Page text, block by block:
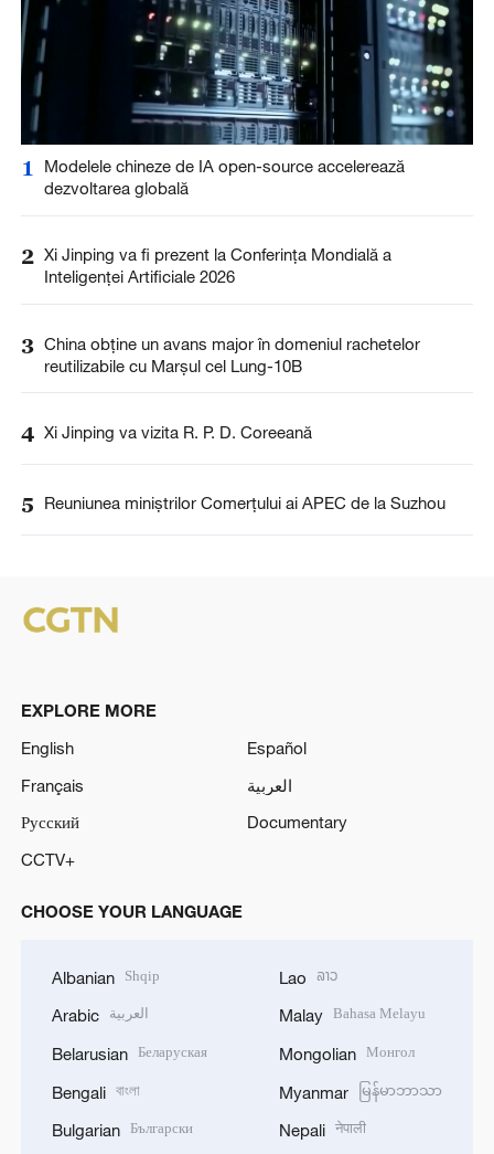
1
Modelele chineze de IA open-source accelerează
dezvoltarea globală
2 Xi Jinping va fi prezent la Conferința Mondială a
Inteligenței Artificiale 2026
3 China obține un avans major în domeniul rachetelor
reutilizabile cu Marșul cel Lung-10B
4 Xi Jinping va vizita R. P. D. Coreeană
5 Reuniunea miniștrilor Comerțului ai APEC de la Suzhou
EXPLORE MORE
English
Español
Français
العربية
Русский
Documentary
CCTV+
CHOOSE YOUR LANGUAGE
Albanian Shqip
Arabic العربية
Belarusian Беларуская
Bengali বাংলা
Bulgarian Български
Lao ລາວ
Malay Bahasa Melayu
Mongolian Монгол
Myanmar မြန်မာဘာသာ
Nepali नेपाली